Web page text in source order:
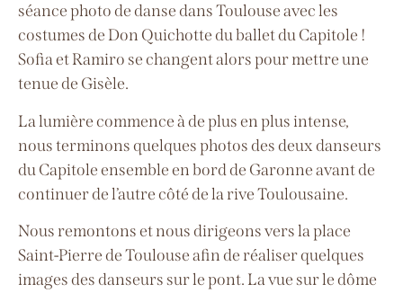
séance photo de danse dans Toulouse avec les
costumes de Don Quichotte du ballet du Capitole !
Sofia et Ramiro se changent alors pour mettre une
tenue de Gisèle.
La lumière commence à de plus en plus intense,
nous terminons quelques photos des deux danseurs
du Capitole ensemble en bord de Garonne avant de
continuer de l’autre côté de la rive Toulousaine.
Nous remontons et nous dirigeons vers la place
Saint-Pierre de Toulouse afin de réaliser quelques
images des danseurs sur le pont. La vue sur le dôme